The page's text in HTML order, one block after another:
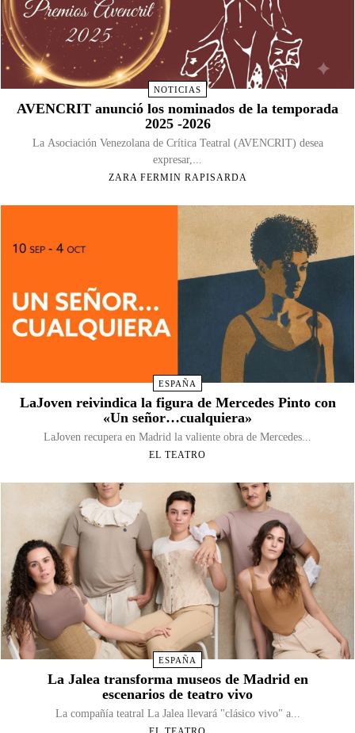
NOTICIAS
AVENCRIT anunció los nominados de la temporada
2025 -2026
La Asociación Venezolana de Crítica Teatral (AVENCRIT) desea
expresar,...
ZARA FERMIN RAPISARDA
ESPAÑA
LaJoven reivindica la figura de Mercedes Pinto con
«Un señor…cualquiera»
LaJoven recupera en Madrid la valiente obra de Mercedes...
EL TEATRO
ESPAÑA
La Jalea transforma museos de Madrid en
escenarios de teatro vivo
La compañía teatral La Jalea llevará "clásico vivo" a...